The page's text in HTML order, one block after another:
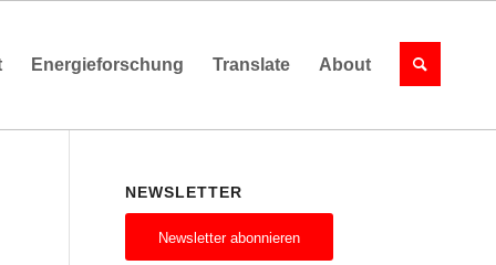
Energieforschung Translate About
NEWSLETTER
Newsletter abonnieren